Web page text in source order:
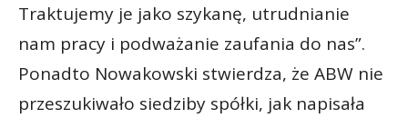
Traktujemy je jako szykanę, utrudnianie
nam pracy i podważanie zaufania do nas”.
Ponadto Nowakowski stwierdza, że ABW nie
przeszukiwało siedziby spółki, jak napisała